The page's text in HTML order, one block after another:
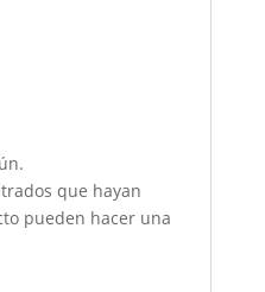
que hayan
pueden hacer una